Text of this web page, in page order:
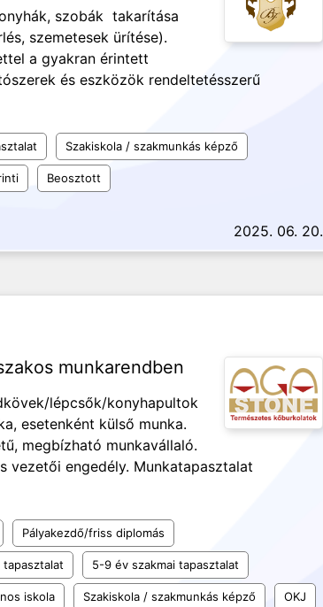
szobák takarítása
szemetesek ürítése).
a gyakran érintett
és eszközök rendeltetésszerű
Szakiskola / szakmunkás képző
Beosztott
2025. 06. 20.
munkarendben
lépcsők/konyhapultok
esetenként külső munka.
megbízható munkavállaló.
vezetői engedély. Munkatapasztalat
Pályakezdő/friss diplomás
tapasztalat 5-9 év szakmai tapasztalat
iskola Szakiskola / szakmunkás képző OKJ